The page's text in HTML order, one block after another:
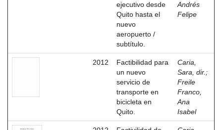
ejecutivo desde
Quito hasta el
nuevo
aeropuerto /
subtítulo.
Andrés
Felipe
2012
Factibilidad para
un nuevo
servicio de
transporte en
bicicleta en
Quito.
Caria,
Sara, dir. ;
Freile
Franco,
Ana
Isabel